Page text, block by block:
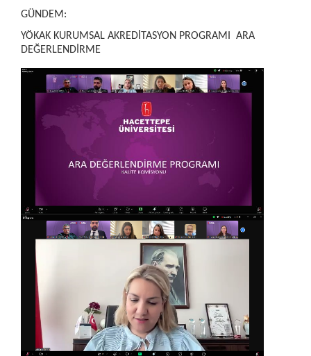
GÜNDEM:
YÖKAK KURUMSAL AKREDİTASYON PROGRAMI ARA
DEĞERLENDİRME